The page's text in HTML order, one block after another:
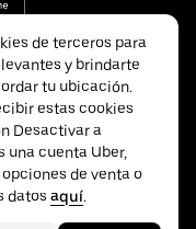
de terceros para
y brindarte
tu ubicación.
estas cookies
Desactivar a
una cuenta Uber,
de venta o
datos aquí.